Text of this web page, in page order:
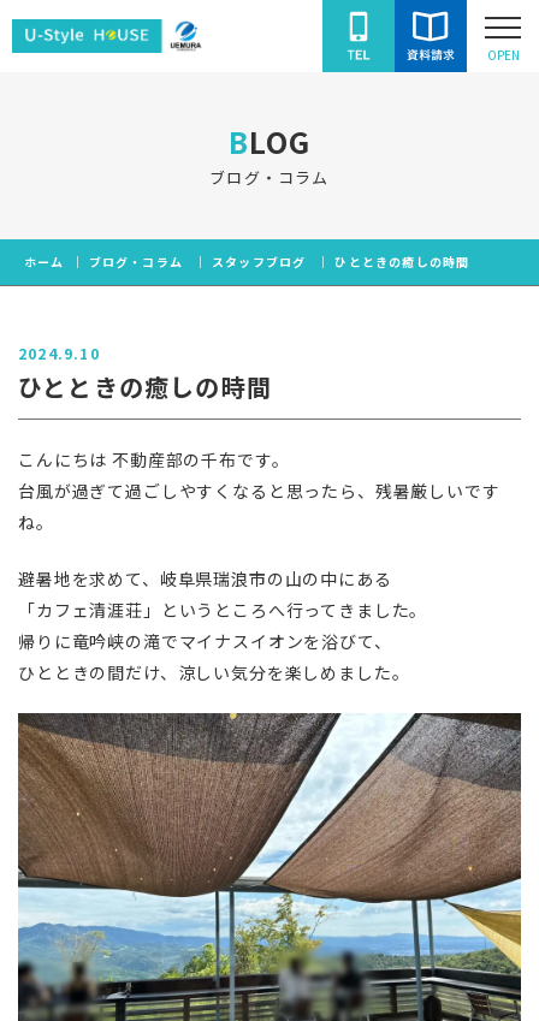
ユ
ハ
ウ
OPEN
BLOG
ブログ・コラム
ホーム ブログ・コラム スタッフブログ ひとときの癒しの時間
2024.9.10
ひとときの癒しの時間
こんにちは 不動産部の千布です。
台風が過ぎて過ごしやすくなると思ったら、残暑厳しいです
ね。
避暑地を求めて、岐阜県瑞浪市の山の中にある
「カフェ清涯荘」というところへ行ってきました。
帰りに竜吟峡の滝でマイナスイオンを浴びて、
ひとときの間だけ、涼しい気分を楽しめました。